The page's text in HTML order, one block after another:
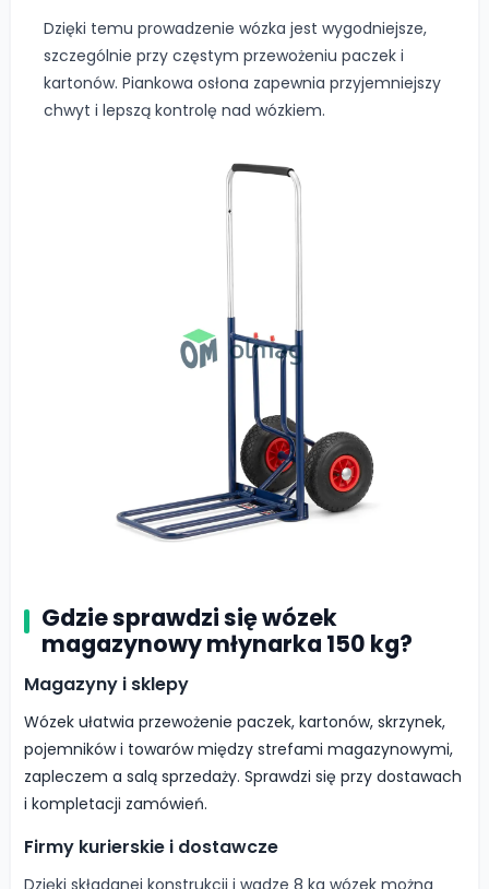
Dzięki temu prowadzenie wózka jest wygodniejsze,
szczególnie przy częstym przewożeniu paczek i
kartonów. Piankowa osłona zapewnia przyjemniejszy
chwyt i lepszą kontrolę nad wózkiem.
Gdzie sprawdzi się wózek
magazynowy młynarka 150 kg?
Magazyny i sklepy
Wózek ułatwia przewożenie paczek, kartonów, skrzynek,
pojemników i towarów między strefami magazynowymi,
zapleczem a salą sprzedaży. Sprawdzi się przy dostawach
i kompletacji zamówień.
Firmy kurierskie i dostawcze
Dzięki składanej konstrukcji i wadze 8 kg wózek można